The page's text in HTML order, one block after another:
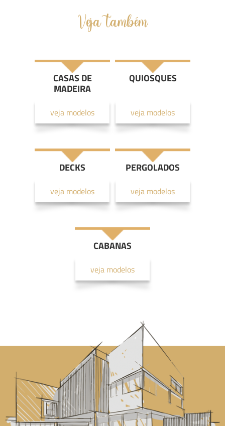
Veja também
CASAS DE
MADEIRA
veja modelos
QUIOSQUES
veja modelos
DECKS
veja modelos
PERGOLADOS
veja modelos
CABANAS
veja modelos